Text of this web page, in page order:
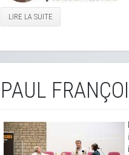
LIRE LA SUITE
PAUL